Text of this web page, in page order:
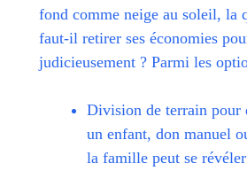
fond comme neige au soleil, la
faut-il retirer ses économies
judicieusement ? Parmi les
Division de terrain pour
un enfant, don manuel
la famille peut se